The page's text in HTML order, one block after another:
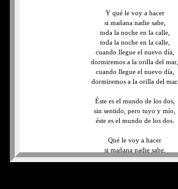
Y qué le voy a hacer
si mañana nadie sabe,
toda la noche en la calle,
toda la noche en la calle,
cuando llegue el nuevo día,
dormiremos a la orilla del mar,
cuando llegue el nuevo día,
dormiremos a la orilla del mar.
Éste es el mundo de los dos,
sin sentido, pero tuyo y mío,
éste es el mundo de los dos.
Qué le voy a hacer
si mañana nadie sabe,
qué voy a hacer